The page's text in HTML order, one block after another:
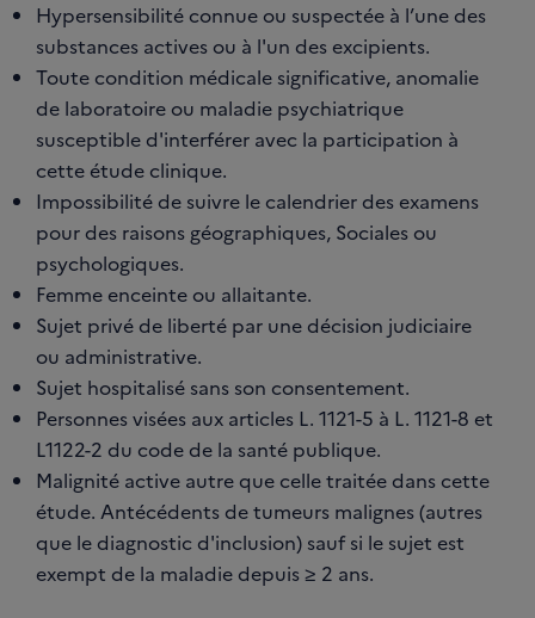
Hypersensibilité connue ou suspectée à l’une des
substances actives ou à l'un des excipients.
Toute condition médicale significative, anomalie
de laboratoire ou maladie psychiatrique
susceptible d'interférer avec la participation à
cette étude clinique.
Impossibilité de suivre le calendrier des examens
pour des raisons géographiques, Sociales ou
psychologiques.
Femme enceinte ou allaitante.
Sujet privé de liberté par une décision judiciaire
ou administrative.
Sujet hospitalisé sans son consentement.
Personnes visées aux articles L. 1121-5 à L. 1121-8 et
L1122-2 du code de la santé publique.
Malignité active autre que celle traitée dans cette
étude. Antécédents de tumeurs malignes (autres
que le diagnostic d'inclusion) sauf si le sujet est
exempt de la maladie depuis ≥ 2 ans.